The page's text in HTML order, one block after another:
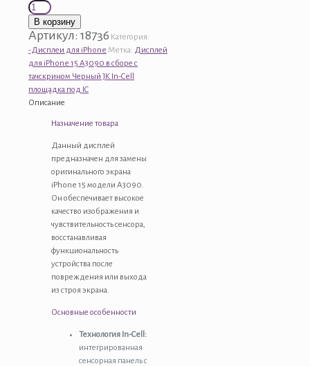
Количество
товара
Дисплей
для
iPhone
в
Черный
площадка
В корзину
Артикул: 18736 Категория:
-Дисплеи для iPhone Метка: Дисплей
для iPhone 15 A3090 в сборе с
тачскрином Черный JK In-Cell
площадка под IC
Описание
Назначение товара
Данный дисплей
предназначен для замены
оригинального экрана
iPhone 15 модели A3090.
Он обеспечивает высокое
качество изображения и
чувствительность сенсора,
восстанавливая
функциональность
устройства после
повреждения или выхода
из строя экрана.
Основные особенности
Технология In-Cell:
интегрированная
сенсорная панель с